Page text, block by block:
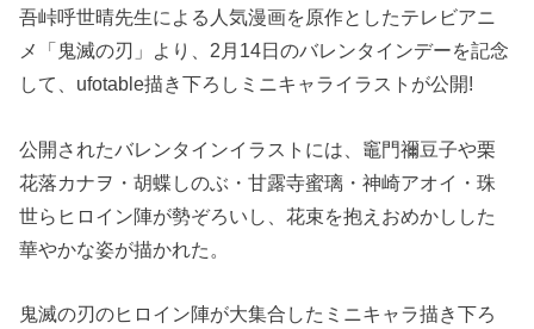
吾峠呼世晴先生による人気漫画を原作としたテレビアニ
メ「鬼滅の刃」より、2月14日のバレンタインデーを記念
して、ufotable描き下ろしミニキャライラストが公開!
公開されたバレンタインイラストには、竈門禰豆子や栗
花落カナヲ・胡蝶しのぶ・甘露寺蜜璃・神崎アオイ・珠
世らヒロイン陣が勢ぞろいし、花束を抱えおめかしした
華やかな姿が描かれた。
鬼滅の刃のヒロイン陣が大集合したミニキャラ描き下ろ